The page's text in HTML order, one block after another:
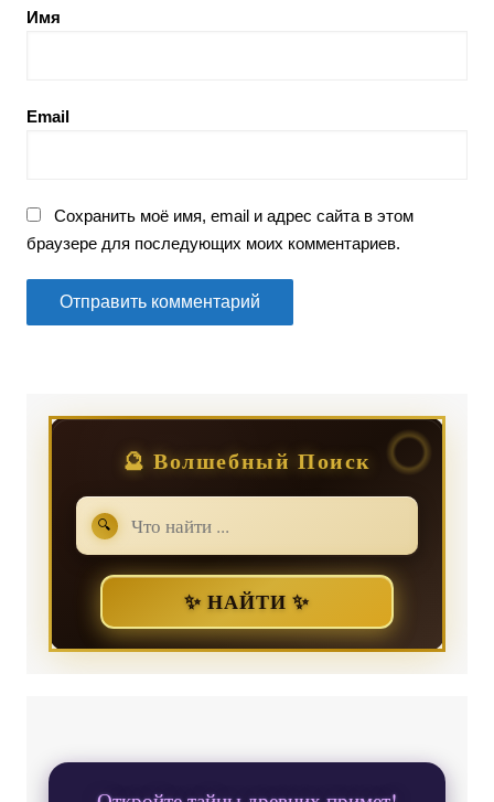
Имя
Email
Сохранить моё имя, email и адрес сайта в этом
браузере для последующих моих комментариев.
🔮 Волшебный Поиск
🔍
✨ НАЙТИ ✨